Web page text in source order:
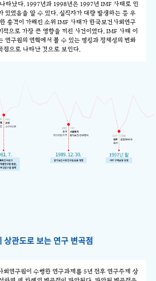
타났다. 1997년과 1998년은 1997년 IMF 사태로 인
있었음을 알 수 있다. 실직자가 대량 발생하는 등 우
충격이 가해진 소위 IMF 사태가 한국보건사회연구
적으로 가장 큰 영향을 끼친 사건이었다. IMF 사태 이
연구원의 연혁에서 볼 수 있는 명칭과 정체성의 변화
점으로 나타난 것으로 보인다.
상관도로 보는 연구 변곡점
회연구원이 수행한 연구과제를 5년 전후 연구주제 상